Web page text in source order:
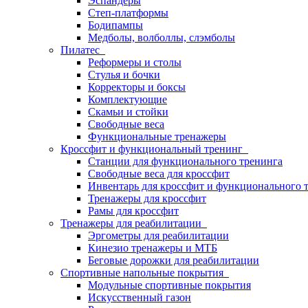
Степ-платформы
Бодипампы
Медболы, волболлы, слэмболы
Пилатес
Реформеры и столы
Стулья и бочки
Корректоры и боксы
Комплектующие
Скамьи и стойки
Свободные веса
Функциональные тренажеры
Кроссфит и функциональный тренинг
Станции для функционального тренинга
Свободные веса для кроссфит
Инвентарь для кроссфит и функционального
Тренажеры для кроссфит
Рамы для кроссфит
Тренажеры для реабилитации
Эргометры для реабилитации
Кинезио тренажеры и МТБ
Беговые дорожки для реабилитации
Спортивные напольные покрытия
Модульные спортивные покрытия
Искусственный газон